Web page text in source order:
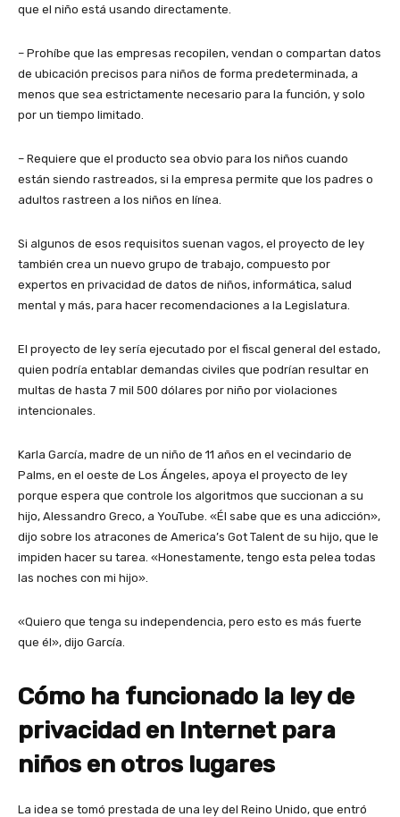
que el niño está usando directamente.
– Prohíbe que las empresas recopilen, vendan o compartan datos
de ubicación precisos para niños de forma predeterminada, a
menos que sea estrictamente necesario para la función, y solo
por un tiempo limitado.
– Requiere que el producto sea obvio para los niños cuando
están siendo rastreados, si la empresa permite que los padres o
adultos rastreen a los niños en línea.
Si algunos de esos requisitos suenan vagos, el proyecto de ley
también crea un nuevo grupo de trabajo, compuesto por
expertos en privacidad de datos de niños, informática, salud
mental y más, para hacer recomendaciones a la Legislatura.
El proyecto de ley sería ejecutado por el fiscal general del estado,
quien podría entablar demandas civiles que podrían resultar en
multas de hasta 7 mil 500 dólares por niño por violaciones
intencionales.
Karla García, madre de un niño de 11 años en el vecindario de
Palms, en el oeste de Los Ángeles, apoya el proyecto de ley
porque espera que controle los algoritmos que succionan a su
hijo, Alessandro Greco, a YouTube. «Él sabe que es una adicción»,
dijo sobre los atracones de America’s Got Talent de su hijo, que le
impiden hacer su tarea. «Honestamente, tengo esta pelea todas
las noches con mi hijo».
«Quiero que tenga su independencia, pero esto es más fuerte
que él», dijo García.
Cómo ha funcionado la ley de
privacidad en Internet para
niños en otros lugares
La idea se tomó prestada de una ley del Reino Unido, que entró